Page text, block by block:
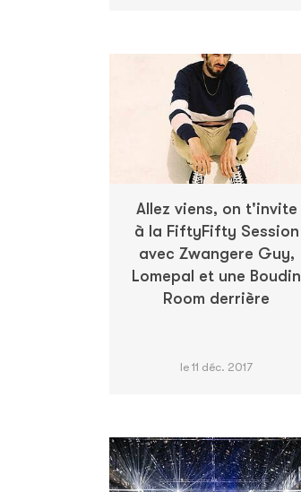
Allez viens, on t'invite
à la FiftyFifty Session
avec Zwangere Guy,
Lomepal et une Boudin
Room derrière
le 11 déc. 2017